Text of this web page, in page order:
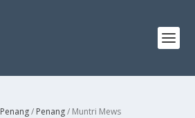
Penang/ Penang/ Muntri Mews